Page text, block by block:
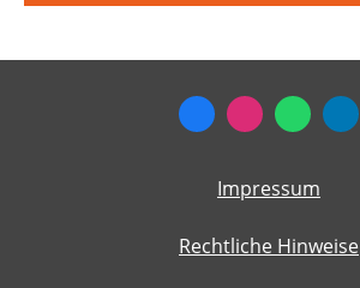
Impressum
Rechtliche Hinweise